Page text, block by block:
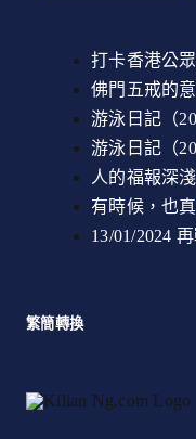
打卡香港公
佛門五戒的
游泳日記（
游泳日記（
人的福報深
有時候，也
13/01/2024
繁簡轉換